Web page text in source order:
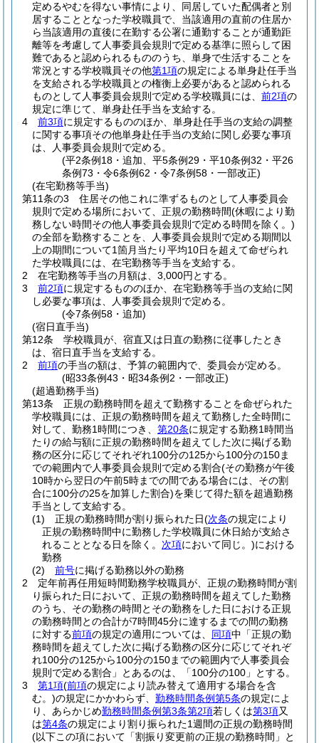
定めるやむを得ない事情により、同居していた配偶者と別
居することとなった学校職員で、当該適用の直前の住居か
ら当該適用の直後に在勤する公署に通勤することが通勤距
離等を考慮して人事委員会規則で定める基準に照らして困
難であると認められるもののうち、単身で生活することを
常況とする学校職員その他第1項の規定による単身赴任手当
を支給される学校職員との権衡上必要があると認められる
ものとして人事委員会規則で定める学校職員には、 前2項の
規定に準じて、単身赴任手当を支給する。
4
前3項に規定するもののほか、単身赴任手当の支給の調整
に関する事項その他単身赴任手当の支給に関し必要な事項
は、人事委員会規則で定める。
(平2条例18・追加、平5条例29・平10条例32・平26
条例73・令6条例62・令7条例58・一部改正)
(在宅勤務等手当)
第11条の3
住居その他これに準ずるものとして人事委員会
規則で定める場所において、正規の勤務時間(休暇により勤
務しない時間その他人事委員会規則で定める時間を除く。)
の全部を勤務することを、人事委員会規則で定める期間以
上の期間について1箇月当たり平均10日を超えて命ぜられ
た学校職員には、在宅勤務等手当を支給する。
2
在宅勤務等手当の月額は、3,000円とする。
3
前2項に規定するもののほか、在宅勤務等手当の支給に関
し必要な事項は、人事委員会規則で定める。
(令7条例58・追加)
(宿日直手当)
第12条
学校職員が、宿直又は日直の勤務に従事したとき
は、宿日直手当を支給する。
2
前項の手当の額は、予算の範囲内で、委員会が定める。
(昭33条例43・昭34条例2・一部改正)
(超過勤務手当)
第13条
正規の勤務時間を超えて勤務することを命ぜられた
学校職員には、正規の勤務時間を超えて勤務した全時間に
対して、勤務1時間につき、 第20条に規定する勤務1時間当
たりの給与額に正規の勤務時間を超えてした次に掲げる勤
務の区分に応じてそれぞれ100分の125から100分の150ま
での範囲内で人事委員会規則で定める割合(その勤務が午後
10時から翌日の午前5時までの間である場合には、その割
合に100分の25を加算した割合)を乗じて得た額を超過勤務
手当として支給する。
(1)
正規の勤務時間が割り振られた日(次条の規定により
正規の勤務時間中に勤務した学校職員に休日給が支給さ
れることとなる日を除く。 次項において同じ。)における
勤務
(2)
前号に掲げる勤務以外の勤務
2
定年前再任用短時間勤務学校職員が、正規の勤務時間が割
り振られた日において、正規の勤務時間を超えてした勤務
のうち、その勤務の時間とその勤務をした日における正規
の勤務時間との合計が7時間45分に達するまでの間の勤務
に対する前項の規定の適用については、 同項中「正規の勤
務時間を超えてした次に掲げる勤務の区分に応じてそれぞ
れ100分の125から100分の150までの範囲内で人事委員会
規則で定める割合」とあるのは、「100分の100」とする。
3
第1項(前項の規定により読み替えて適用する場合を含
む。)の規定にかかわらず、 勤務時間条例第5条の規定によ
り、あらかじめ勤務時間条例第3条第2項若しくは第3項又
は第4条の規定により割り振られた1週間の正規の勤務時間
(以下この項において「割振り変更前の正規の勤務時間」と